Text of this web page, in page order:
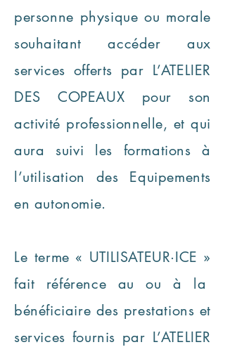
personne physique ou morale
souhaitant accéder aux
services offerts par L’ATELIER
DES COPEAUX pour son
activité professionnelle, et qui
aura suivi les formations à
l’utilisation des Equipements
en autonomie.
Le terme « UTILISATEUR·ICE »
fait référence au ou à la
bénéficiaire des prestations et
services fournis par L’ATELIER